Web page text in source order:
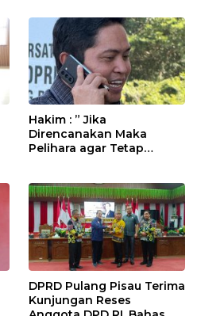
Hakim : ” Jika
Direncanakan Maka
Pelihara agar Tetap
DPRD Pulang Pisau Terima
Kunjungan Reses